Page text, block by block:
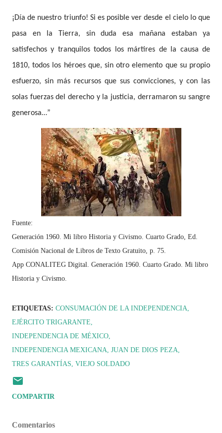
¡Día de nuestro triunfo! Si es posible ver desde el cielo lo que
pasa en la Tierra, sin duda esa mañana estaban ya
satisfechos y tranquilos todos los mártires de la causa de
1810, todos los héroes que, sin otro elemento que su propio
esfuerzo, sin más recursos que sus convicciones, y con las
solas fuerzas del derecho y la justicia, derramaron su sangre
generosa…”
Fuente:
Generación 1960. Mi libro Historia y Civismo. Cuarto Grado, Ed.
Comisión Nacional de Libros de Texto Gratuito, p. 75.
App CONALITEG Digital. Generación 1960. Cuarto Grado. Mi libro
Historia y Civismo.
ETIQUETAS: CONSUMACIÓN DE LA INDEPENDENCIA
EJÉRCITO TRIGARANTE
INDEPENDENCIA DE MÉXICO
INDEPENDENCIA MEXICANA JUAN DE DIOS PEZA
TRES GARANTÍAS VIEJO SOLDADO
COMPARTIR
Comentarios